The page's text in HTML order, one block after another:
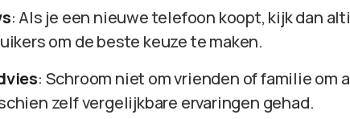
: Als je een nieuwe telefoon koopt, kijk dan
om de beste keuze te maken.
: Schroom niet om vrienden of familie om
zelf vergelijkbare ervaringen gehad.